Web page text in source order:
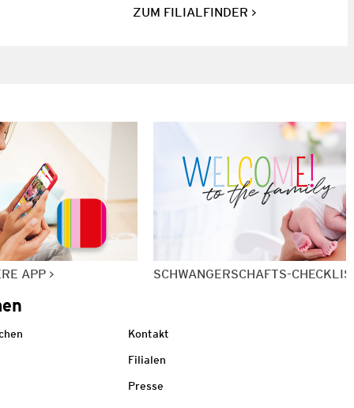
ZUM FILIALFINDER
APP SCHWANGERSCHAFTS-
Kontakt
Filialen
Presse